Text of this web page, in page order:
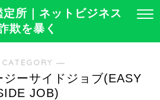
所｜ネットビジネス
欺を暴く
―
ーサイドジョブ(EASY
JOB)